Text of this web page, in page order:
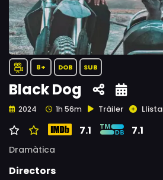
8+ DOB SUB
Black Dog
2024 1h 56m Tràiler Llista
7.1 7.1
Dramàtica
Directors